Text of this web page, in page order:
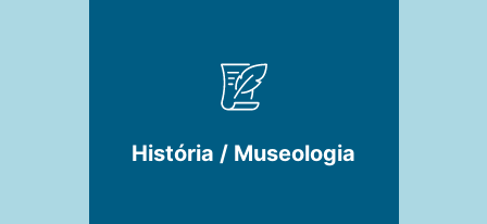
História / Museologia